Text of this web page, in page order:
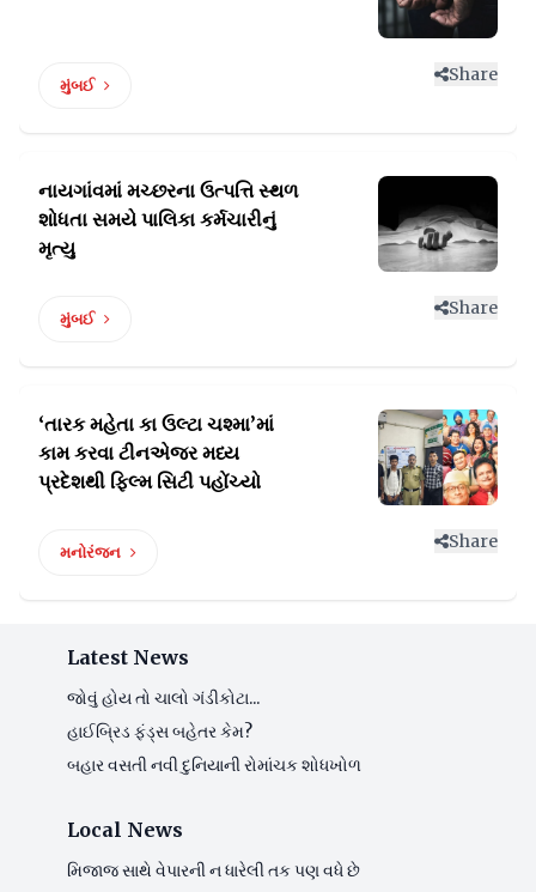
મુંબઈ
Share
નાયગાંવમાં મચ્છરના ઉત્પત્તિ સ્થળ
શોધતા સમયે પાલિકા કર્મચારીનું
મૃત્યુ
મુંબઈ
Share
‘તારક મહેતા કા ઉલ્ટા ચશ્મા’માં
કામ કરવા ટીનએજરમધ્ય
પ્રદેશથી ફિલ્મ સિટી પહોંચ્યો
મનોરંજન
Share
Latest News
જોવું હોય તો ચાલો ગંડીકોટા...
હાઈબ્રિડ ફંડ્સ બહેતર કેમ?
બહાર વસતી નવી દુનિયાની રોમાંચક શોધખોળ
Local News
મિજાજ સાથે વેપારની ન ધારેલી તક પણ વધે છે